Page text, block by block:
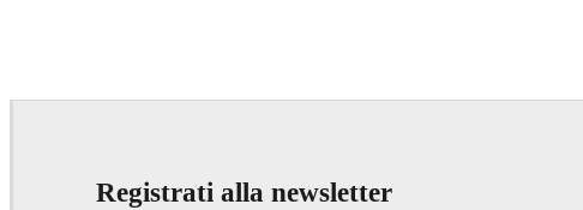
Registrati alla newsletter